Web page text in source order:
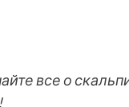
все о